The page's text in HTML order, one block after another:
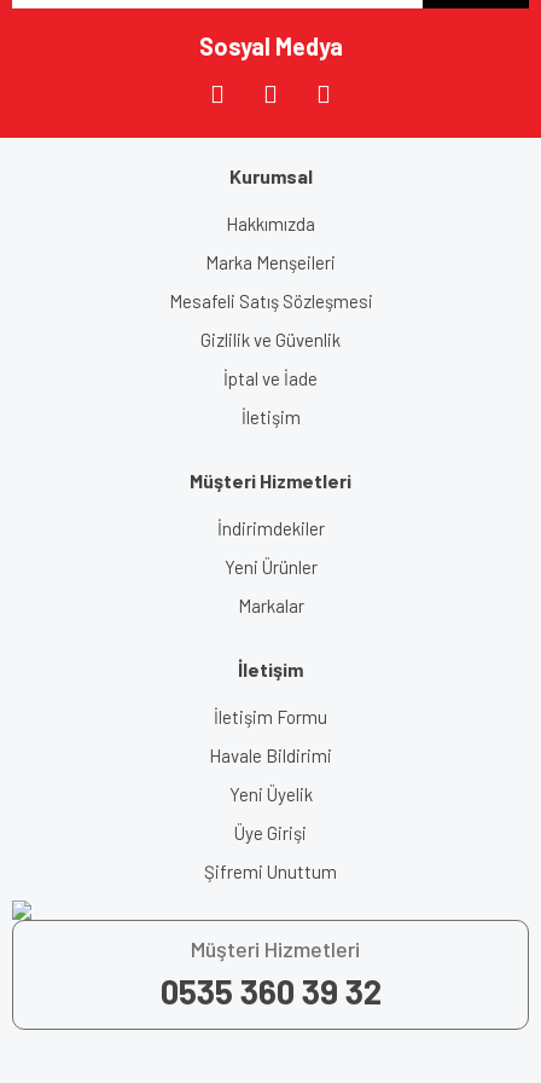
Sosyal Medya
Kurumsal
Hakkımızda
Marka Menşeileri
Mesafeli Satış Sözleşmesi
Gizlilik ve Güvenlik
İptal ve İade
İletişim
Müşteri Hizmetleri
İndirimdekiler
Yeni Ürünler
Markalar
İletişim
İletişim Formu
Havale Bildirimi
Yeni Üyelik
Üye Girişi
Şifremi Unuttum
Müşteri Hizmetleri
0535 360 39 32